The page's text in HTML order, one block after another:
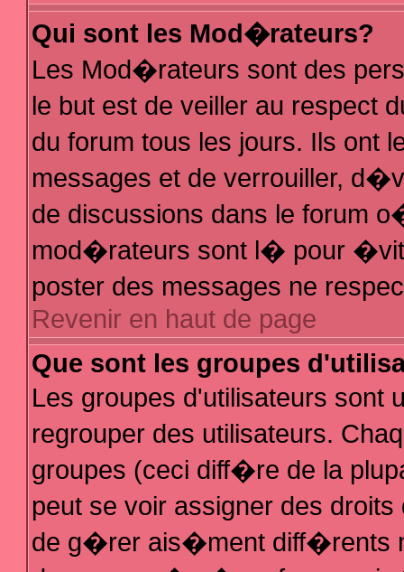
Qui sont les Mod�rateurs?
Les Mod�rateurs sont des
le but est de veiller au respect
du forum tous les jours. Ils ont
messages et de verrouiller,
de discussions dans le forum
mod�rateurs sont l� pour
poster des messages ne
Revenir en haut de page
Que sont les groupes
Les groupes d'utilisateurs sont
regrouper des utilisateurs.
groupes (ceci diff�re de la
peut se voir assigner des
de g�rer ais�ment diff�rents